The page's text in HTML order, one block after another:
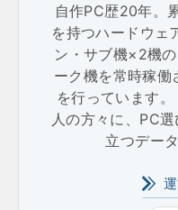
自作PC歴20年。
を持つハードウェ
ン・サブ機×2機
ーク機を常時稼働
を行っています
人の方々に、PC
立つデー